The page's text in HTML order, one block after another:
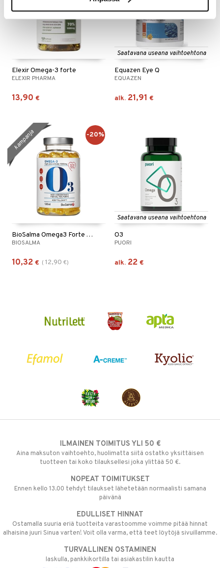
Elexir Omega-3 forte
ELEXIR PHARMA
13,90 €
Saatavana useana vaihtoehtona
Equazen Eye Q
EQUAZEN
alk. 21,91 €
BioSalma Omega3 Forte 70% 1000mg
BIOSALMA
10,32 € ( 12,90 €)
kampanja -20%
Saatavana useana vaihtoehtona
O3
PUORI
alk. 22 €
ILMAINEN TOIMITUS YLI 50 €
Aina maksuton vaihtoehto, huolimatta siitä ostatko yksittäisen
tuotteen tai koko tilauksellesi joka ylittää 50 €.
NOPEAT TOIMITUKSET
Ennen kello 13.00 tehdyt tilaukset lähetetään normaalisti samana
päivänä
EDULLISET HINNAT
Ostamalla suuria eriä tuotteita varastoomme voimme pitää hinnat
alhaisina juuri Sinua varten! Voit olla varma, että teet löytöjä sivuillamme.
TURVALLINEN OSTAMINEN
laskulla, pankkikortilla tai asiakastilin kautta